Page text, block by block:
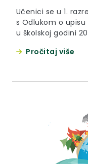
Učenici se u 1.
s Odlukom o
u školskoj godini
Pravilnika o
Pročitaj više